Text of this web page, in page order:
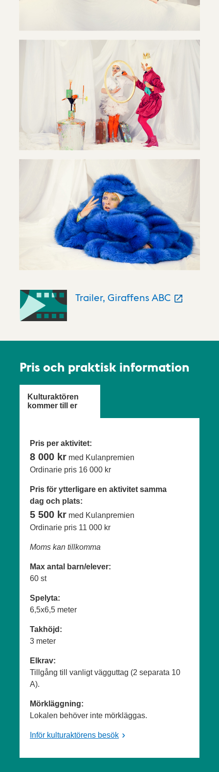
Trailer, Giraffens ABC
Pris och praktisk information
Kulturaktören
kommer till er
Pris per aktivitet:
8 000 kr med Kulanpremien
Ordinarie pris 16 000 kr
Pris för ytterligare en aktivitet samma
dag och plats:
5 500 kr med Kulanpremien
Ordinarie pris 11 000 kr
Moms kan tillkomma
Max antal barn/elever:
60 st
Spelyta:
6,5x6,5 meter
Takhöjd:
3 meter
Elkrav:
Tillgång till vanligt vägguttag (2 separata 10
A).
Mörkläggning:
Lokalen behöver inte mörkläggas.
Inför kulturaktörens besök